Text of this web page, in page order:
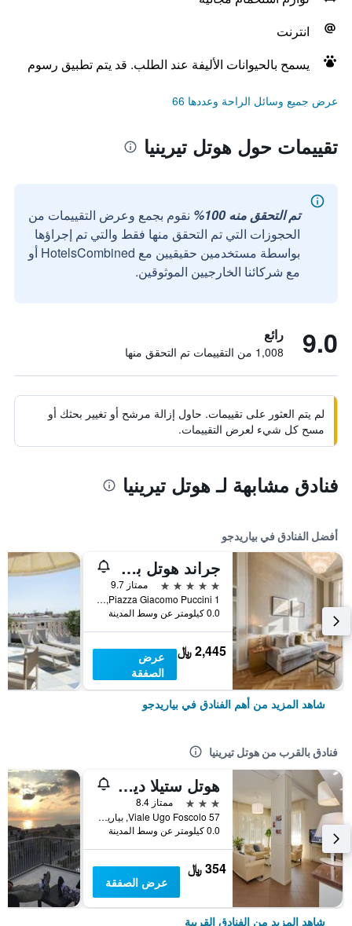
انترنت
يسمح بالحيوانات الأليفة عند الطلب. قد يتم تطبيق رسوم
عرض جميع وسائل الراحة وعددها 66
تقييمات حول هوتل تيرينيا
تم التحقق منه 100%
نقوم بجمع وعرض التقييمات من
الحجوزات التي تم التحقق منها فقط والتي تم إجراؤها
بواسطة مستخدمين حقيقيين مع HotelsCombined أو
مع شركائنا الخارجيين الموثوقين.
9.0 رائع
1,008 من التقييمات تم التحقق منها
لم يتم العثور على تقييمات. حاول إزالة مرشح أو تغيير بحثك أو
مسح كل شيء لعرض التقييمات.
فنادق مشابهة لـ هوتل تيرينيا
أفضل الفنادق في بياريدجو
جراند هوتل برينسيبي دي بيمونتي
5 نجوم
ممتاز 9.7
Piazza Giacomo Puccini 1, بياريدجو, توسكانا, إيطاليا
0.0 كيلومتر عن وسط المدينة
2,445 ﷼
عرض
الصفقة
شاهد المزيد من أهم الفنادق في بياريدجو
فنادق بالقرب من هوتل تيرينيا
هوتل ستيلا ديتاليا
3 نجوم
ممتاز 8.4
Viale Ugo Foscolo 57, بياريدجو, توسكانا, إيطاليا
0.0 كيلومتر عن وسط المدينة
354 ﷼
عرض الصفقة
شاهد المزيد من الفنادق القريبة